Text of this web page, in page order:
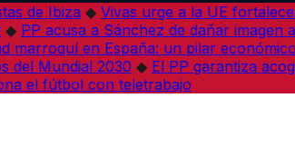
de Ibiza ◆ Vivas urge a la UE
◆ PP acusa a Sánchez de dañar imagen
marroquí en España: un pilar
del Mundial 2030 ◆ El PP garantiza
el fútbol con teletrabajo